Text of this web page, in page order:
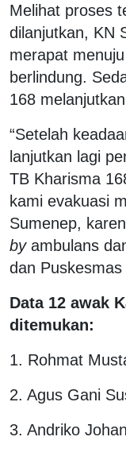
Melihat proses
dilanjutkan, KN
merapat
berlindung.
168
“Setelah
lanjutkan lagi
TB Kharisma
kami evakuasi
Sumenep,
byambulans
dan
Data 12 awak
ditemukan:
1. Rohmat
2. Agus Gani
3. Andriko